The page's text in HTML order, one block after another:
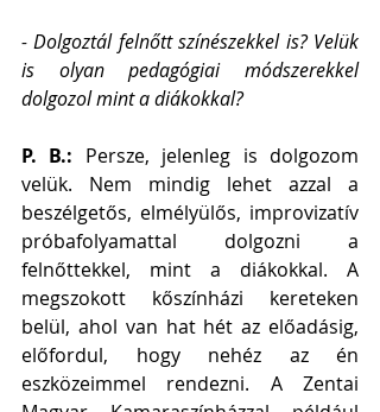
- Dolgoztál felnőtt színészekkel is? Velük
is olyan pedagógiai módszerekkel
dolgozol mint a diákokkal?
P. B.: Persze, jelenleg is dolgozom
velük. Nem mindig lehet azzal a
beszélgetős, elmélyülős, improvizatív
próbafolyamattal dolgozni a
felnőttekkel, mint a diákokkal. A
megszokott kőszínházi kereteken
belül, ahol van hat hét az előadásig,
előfordul, hogy nehéz az én
eszközeimmel rendezni. A Zentai